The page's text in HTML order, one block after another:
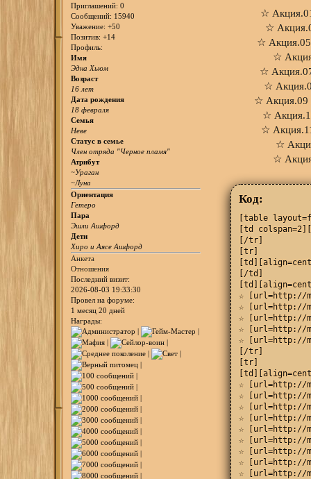
Приглашений: 0
Сообщений: 15940
Уважение: +50
Позитив: +14
Профиль:
Имя
Эдна Хьюм
Возраст
16 лет
Дата рождения
18 февраля
Семья
Неве
Статус в семье
Член отряда "Черное пламя"
Атрибут
~Ураган
~Луна
Ориентация
Гетеро
Пара
Эшли Ашфорд
Дети
Хиро и Аясе Ашфорд
Анкета
Отношения
Последний визит:
2026-08-03 19:33:30
Провел на форуме:
1 месяц 20 дней
Награды:
☆
☆
☆
☆
☆
☆
☆
☆
☆
☆
☆
Код:
[table
[td
[/tr]
[tr]
[/td]
☆ [url=http://
☆ [url=http://
☆ [url=http://
☆ [url=http://
☆ [url=http://
[/tr]
[tr]
☆ [url=http://
☆ [url=http://
☆ [url=http://
☆ [url=http://
☆ [url=http://
☆ [url=http://
☆ [url=http://
☆ [url=http://
☆ [url=http://